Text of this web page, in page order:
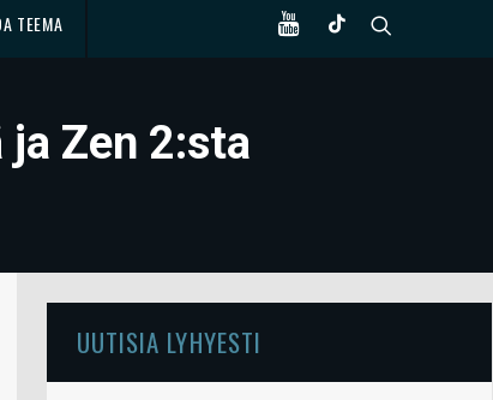
TEEMA
Zen 2:sta
UUTISIA LYHYESTI